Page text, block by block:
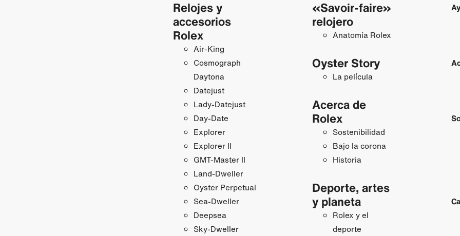
Relojes y
accesorios
Rolex
Air‑King
Cosmograph
Daytona
Datejust
Lady‑Datejust
Day-Date
Explorer
Explorer II
GMT‑Master II
Land-Dweller
Oyster Perpetual
Sea-Dweller
Deepsea
Sky-Dweller
«Savoir-faire»
relojero
Anatomía Rolex
Oyster Story
La película
Acerca de
Rolex
Sostenibilidad
Bajo la corona
Historia
Deporte, artes
y planeta
Rolex y el
deporte